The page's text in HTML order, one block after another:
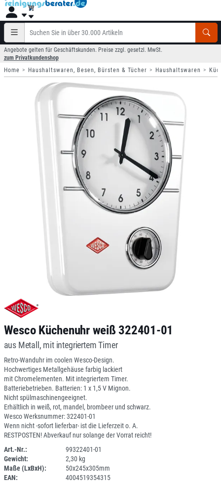
Angebote gelten für Geschäftskunden. Preise zzgl. gesetzl. MwSt.
zum Privatkundenshop
Home
Haushaltswaren, Besen, Bürsten & Tücher Haushaltswaren
Wesco Küchenuhr weiß 322401-01
aus Metall, mit integriertem Timer
Retro-Wanduhr im coolen Wesco-Design.
Hochwertiges Metallgehäuse farbig lackiert
mit Chromelementen. Mit integriertem Timer.
Batteriebetrieben. Batterien: 1 x 1,5 V Mignon.
Nicht spülmaschinengeeignet.
Erhältlich in weiß, rot, mandel, brombeer und schwarz.
Wesco Werksnummer: 322401-01
Wenn nicht -sofort lieferbar- ist die Lieferzeit o. A.
RESTPOSTEN! Abverkauf nur solange der Vorrat reicht!
Art.-Nr.:
99322401-01
Gewicht:
2,30 kg
Maße (LxBxH):
50x245x305mm
EAN:
4004519354315